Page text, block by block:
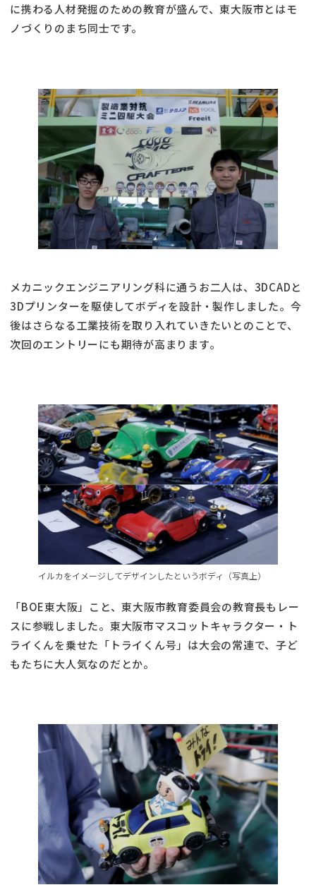
に携わる人材発掘のための教育が盛んで、東大阪市とはモ
ノづくりのまち同士です。
メカニックエンジニアリング科に通うお二人は、3DCADと
3Dプリンターを駆使してボディを設計・製作しました。今
後はさらなる工業技術を取り入れていきたいとのことで、
次回のエントリーにも期待が高まります。
イルカをイメージしてデザインしたというボディ（写真上）
「BOE東大阪」こと、東大阪市教育委員会の教育長もレー
スに参戦しました。東大阪市マスコットキャラクター・ト
ライくんを乗せた「トライくん号」は大会の常連で、子ど
もたちに大人気なのだとか。